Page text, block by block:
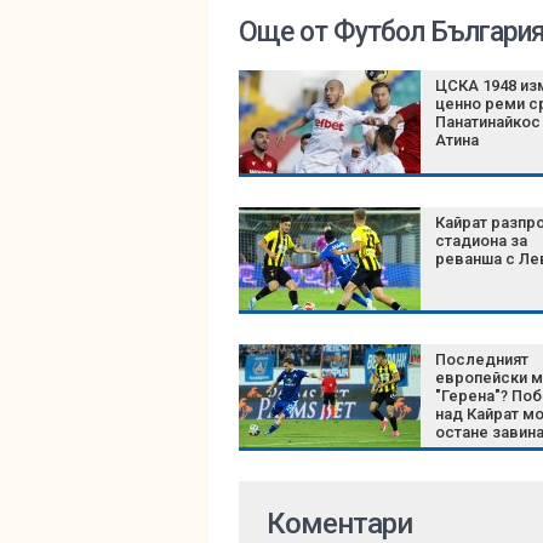
Още от Футбол България
ЦСКА 1948
ценно реми
Панатинайкос
Атина
Кайрат
стадиона за
реванша с
Последният
европейски
"Герена"?
над Кайрат
остане
историята на
Коментари